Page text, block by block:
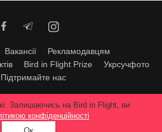
Вакансії
Рекламодавцям
Bird in Flight Prize
Укрсучфото
Підтримайте нас
допускається тільки за згодою
© 2026, Bird In Flight.
Всі права захищені
Залишаючись на Bird in Flight, ви
конфіденційності.